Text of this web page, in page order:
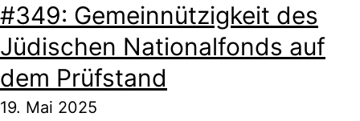
#349: Gemeinnützigkeit des
Jüdischen Nationalfonds auf
dem Prüfstand
19. Mai 2025